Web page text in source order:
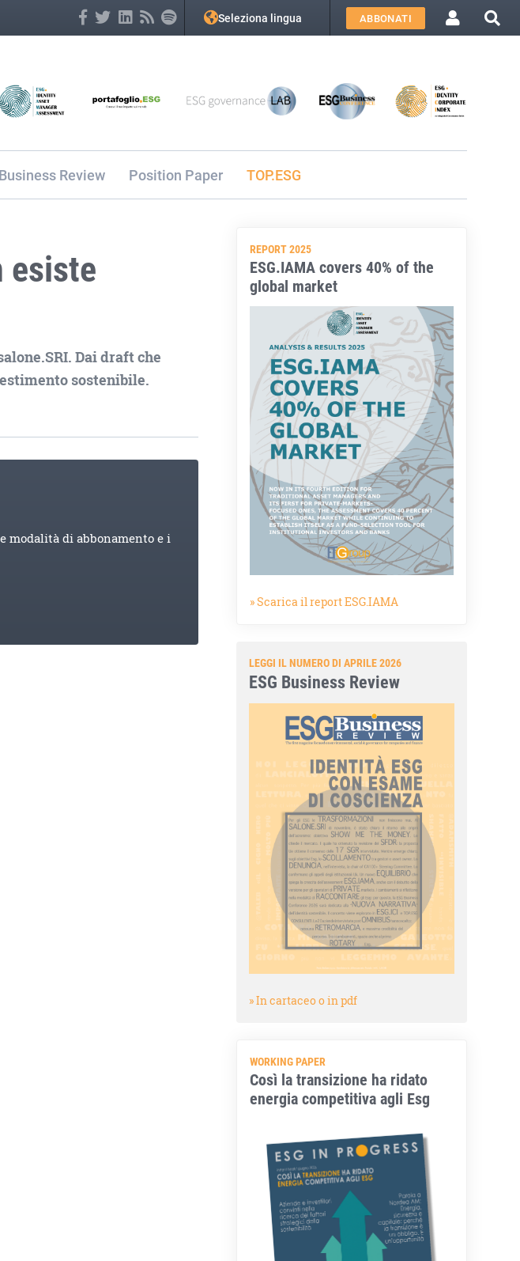
Seleziona lingua ABBONATI
Review Position Paper TOP.ESG
esiste
Dai draft che
sostenibile.
modalità di abbonamento e i
REPORT 2025
ESG.IAMA covers 40% of the
global market
» Scarica il report ESG.IAMA
LEGGI IL NUMERO DI APRILE 2026
ESG Business Review
» In cartaceo o in pdf
WORKING PAPER
Così la transizione ha ridato
energia competitiva agli Esg